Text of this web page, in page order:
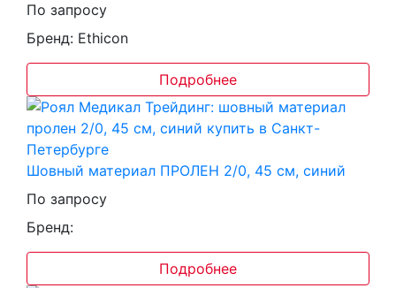
По запросу
Бренд: Ethicon
Подробнее
Шовный материал ПРОЛЕН 2/0, 45 см, синий
По запросу
Бренд:
Подробнее